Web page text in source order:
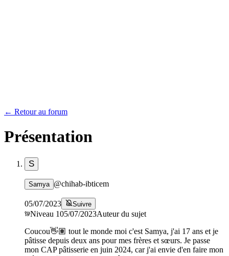
← Retour au forum
Présentation
S
Samya @chihab-ibticem
05/07/2023 Suivre
Niveau 105/07/2023Auteur du sujet
Coucou👋🏽 tout le monde moi c'est Samya, j'ai 17 ans et je
pâtisse depuis deux ans pour mes frères et sœurs. Je passe
mon CAP pâtisserie en juin 2024, car j'ai envie d'en faire mon